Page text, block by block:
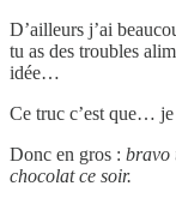
D’ailleurs j’ai
tu as des troubles
idée…
Ce truc c’est que…
Donc en gros : bravo
chocolat ce soir.